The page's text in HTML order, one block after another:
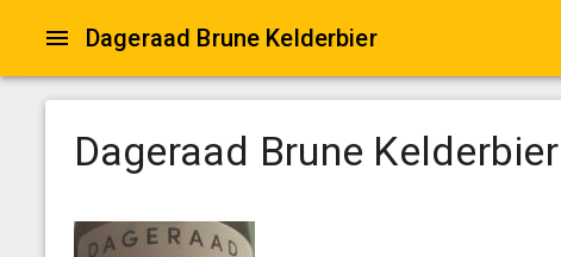
Dageraad Brune Kelderbier
Dageraad Brune Kelderbier